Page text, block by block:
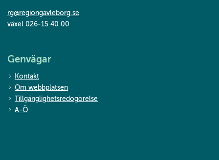
rg@regiongavleborg.se
växel 026-15 40 00
Genvägar
Kontakt
Om webbplatsen
Tillgänglighetsredogörelse
A-Ö